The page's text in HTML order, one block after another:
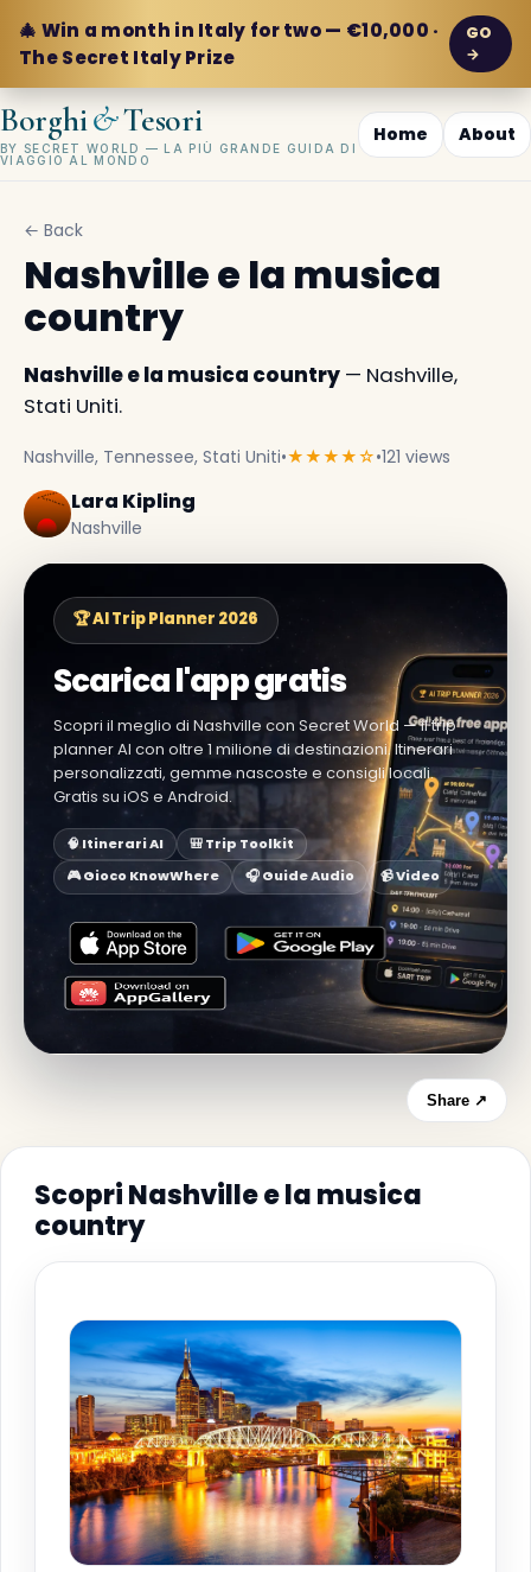
🎄 Win a month in Italy for two — €10,000 ·
The Secret Italy Prize
GO
→
Borghi&Tesori
BY SECRET WORLD — LA PIÙ GRANDE GUIDA DI
VIAGGIO AL MONDO
Home About
← Back
Nashville e la musica
country
Nashville e la musica country — Nashville,
Stati Uniti.
Nashville, Tennessee, Stati Uniti•★★★★☆•121 views
Lara Kipling
Nashville
🏆 AI Trip Planner 2026
Scarica l'app gratis
Scopri il meglio di Nashville con Secret World — il trip
planner AI con oltre 1 milione di destinazioni. Itinerari
personalizzati, gemme nascoste e consigli locali.
Gratis su iOS e Android.
🧠 Itinerari AI
🎒 Trip Toolkit
🎮 Gioco KnowWhere
🎧 Guide Audio 📹 Video
Share ↗
Scopri Nashville e la musica
country